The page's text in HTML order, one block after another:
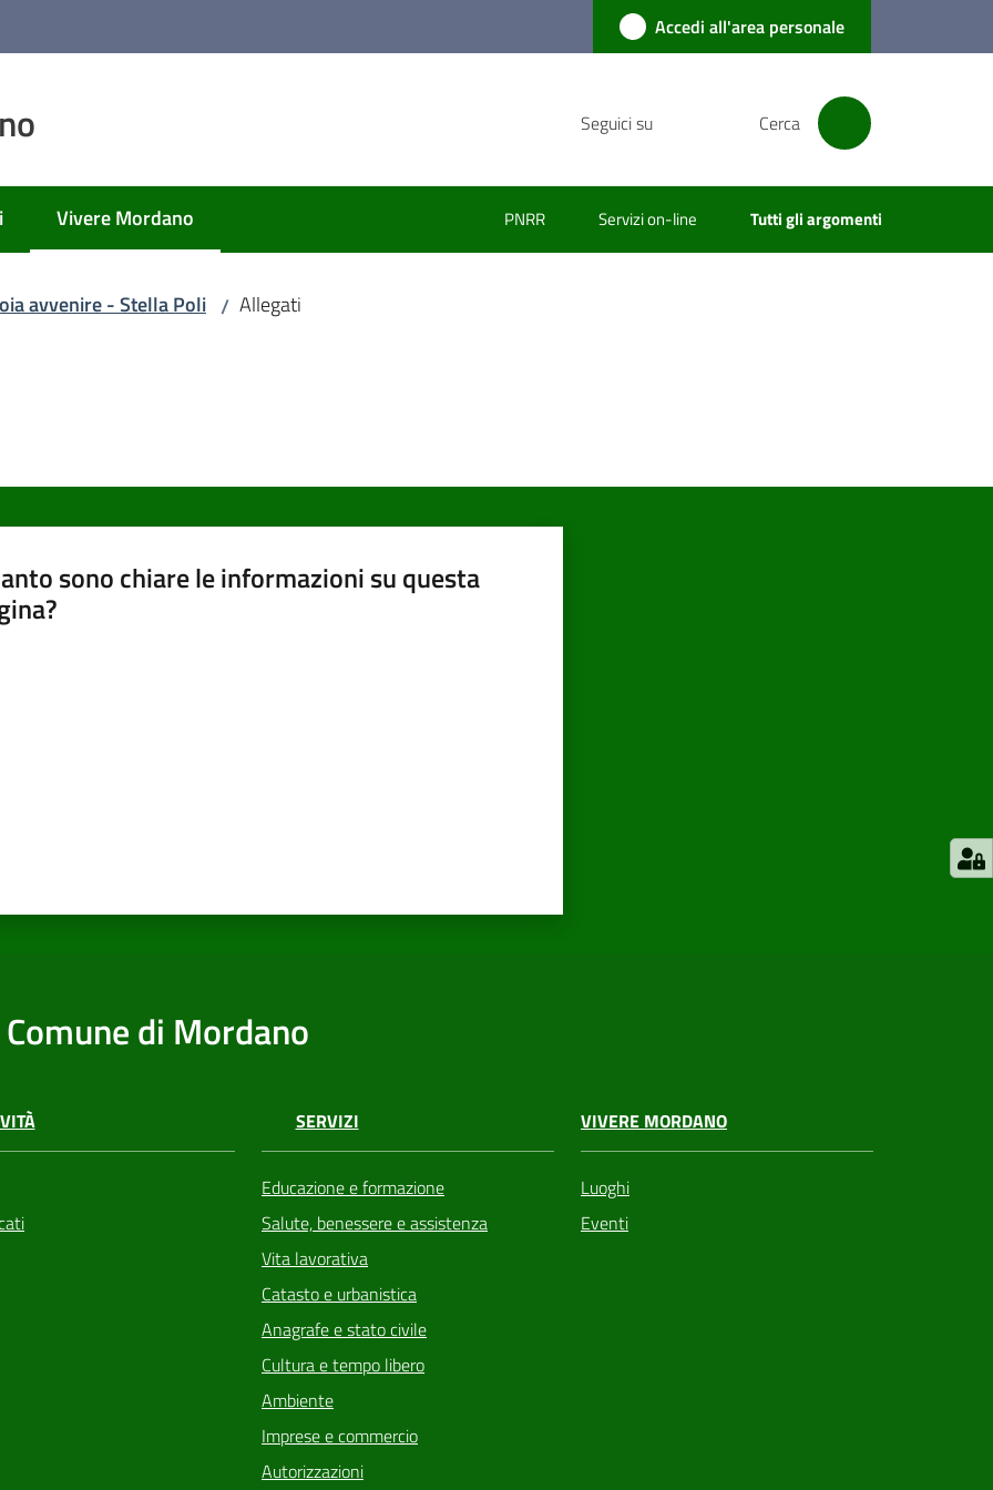
Accedi all'area personale
Seguici su Cerca
Vivere Mordano
Menu selezionato PNRR Servizi on-line Tutti gli argomenti
avvenire - Stella Poli / Allegati
sono chiare le informazioni su questa
Comune di Mordano
SERVIZI
Educazione e formazione
Salute, benessere e assistenza
Vita lavorativa
Catasto e urbanistica
Anagrafe e stato civile
Cultura e tempo libero
Ambiente
Imprese e commercio
Autorizzazioni
VIVERE MORDANO
Luoghi
Eventi